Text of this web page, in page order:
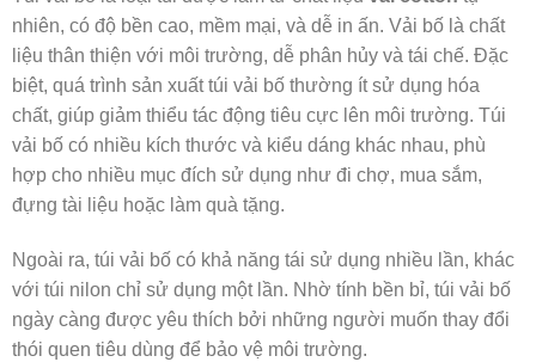
nhiên, có độ bền cao, mềm mại, và dễ in ấn. Vải bố là chất
liệu thân thiện với môi trường, dễ phân hủy và tái chế. Đặc
biệt, quá trình sản xuất túi vải bố thường ít sử dụng hóa
chất, giúp giảm thiểu tác động tiêu cực lên môi trường. Túi
vải bố có nhiều kích thước và kiểu dáng khác nhau, phù
hợp cho nhiều mục đích sử dụng như đi chợ, mua sắm,
đựng tài liệu hoặc làm quà tặng.
Ngoài ra, túi vải bố có khả năng tái sử dụng nhiều lần, khác
với túi nilon chỉ sử dụng một lần. Nhờ tính bền bỉ, túi vải bố
ngày càng được yêu thích bởi những người muốn thay đổi
thói quen tiêu dùng để bảo vệ môi trường.